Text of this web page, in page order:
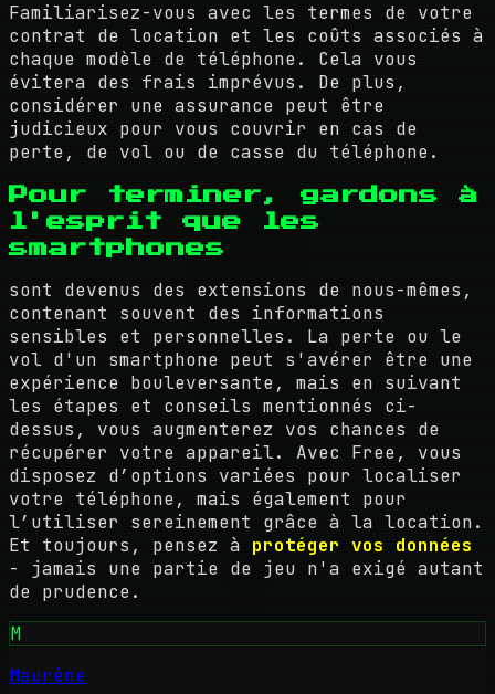
Familiarisez-vous avec les termes de votre
contrat de location et les coûts associés à
chaque modèle de téléphone. Cela vous
évitera des frais imprévus. De plus,
considérer une assurance peut être
judicieux pour vous couvrir en cas de
perte, de vol ou de casse du téléphone.
Pour terminer, gardons à
l'esprit que les
smartphones
sont devenus des extensions de nous-mêmes,
contenant souvent des informations
sensibles et personnelles. La perte ou le
vol d'un smartphone peut s'avérer être une
expérience bouleversante, mais en suivant
les étapes et conseils mentionnés ci-
dessus, vous augmenterez vos chances de
récupérer votre appareil. Avec Free, vous
disposez d’options variées pour localiser
votre téléphone, mais également pour
l’utiliser sereinement grâce à la location.
Et toujours, pensez à protéger vos données
- jamais une partie de jeu n'a exigé autant
de prudence.
M
Maurène